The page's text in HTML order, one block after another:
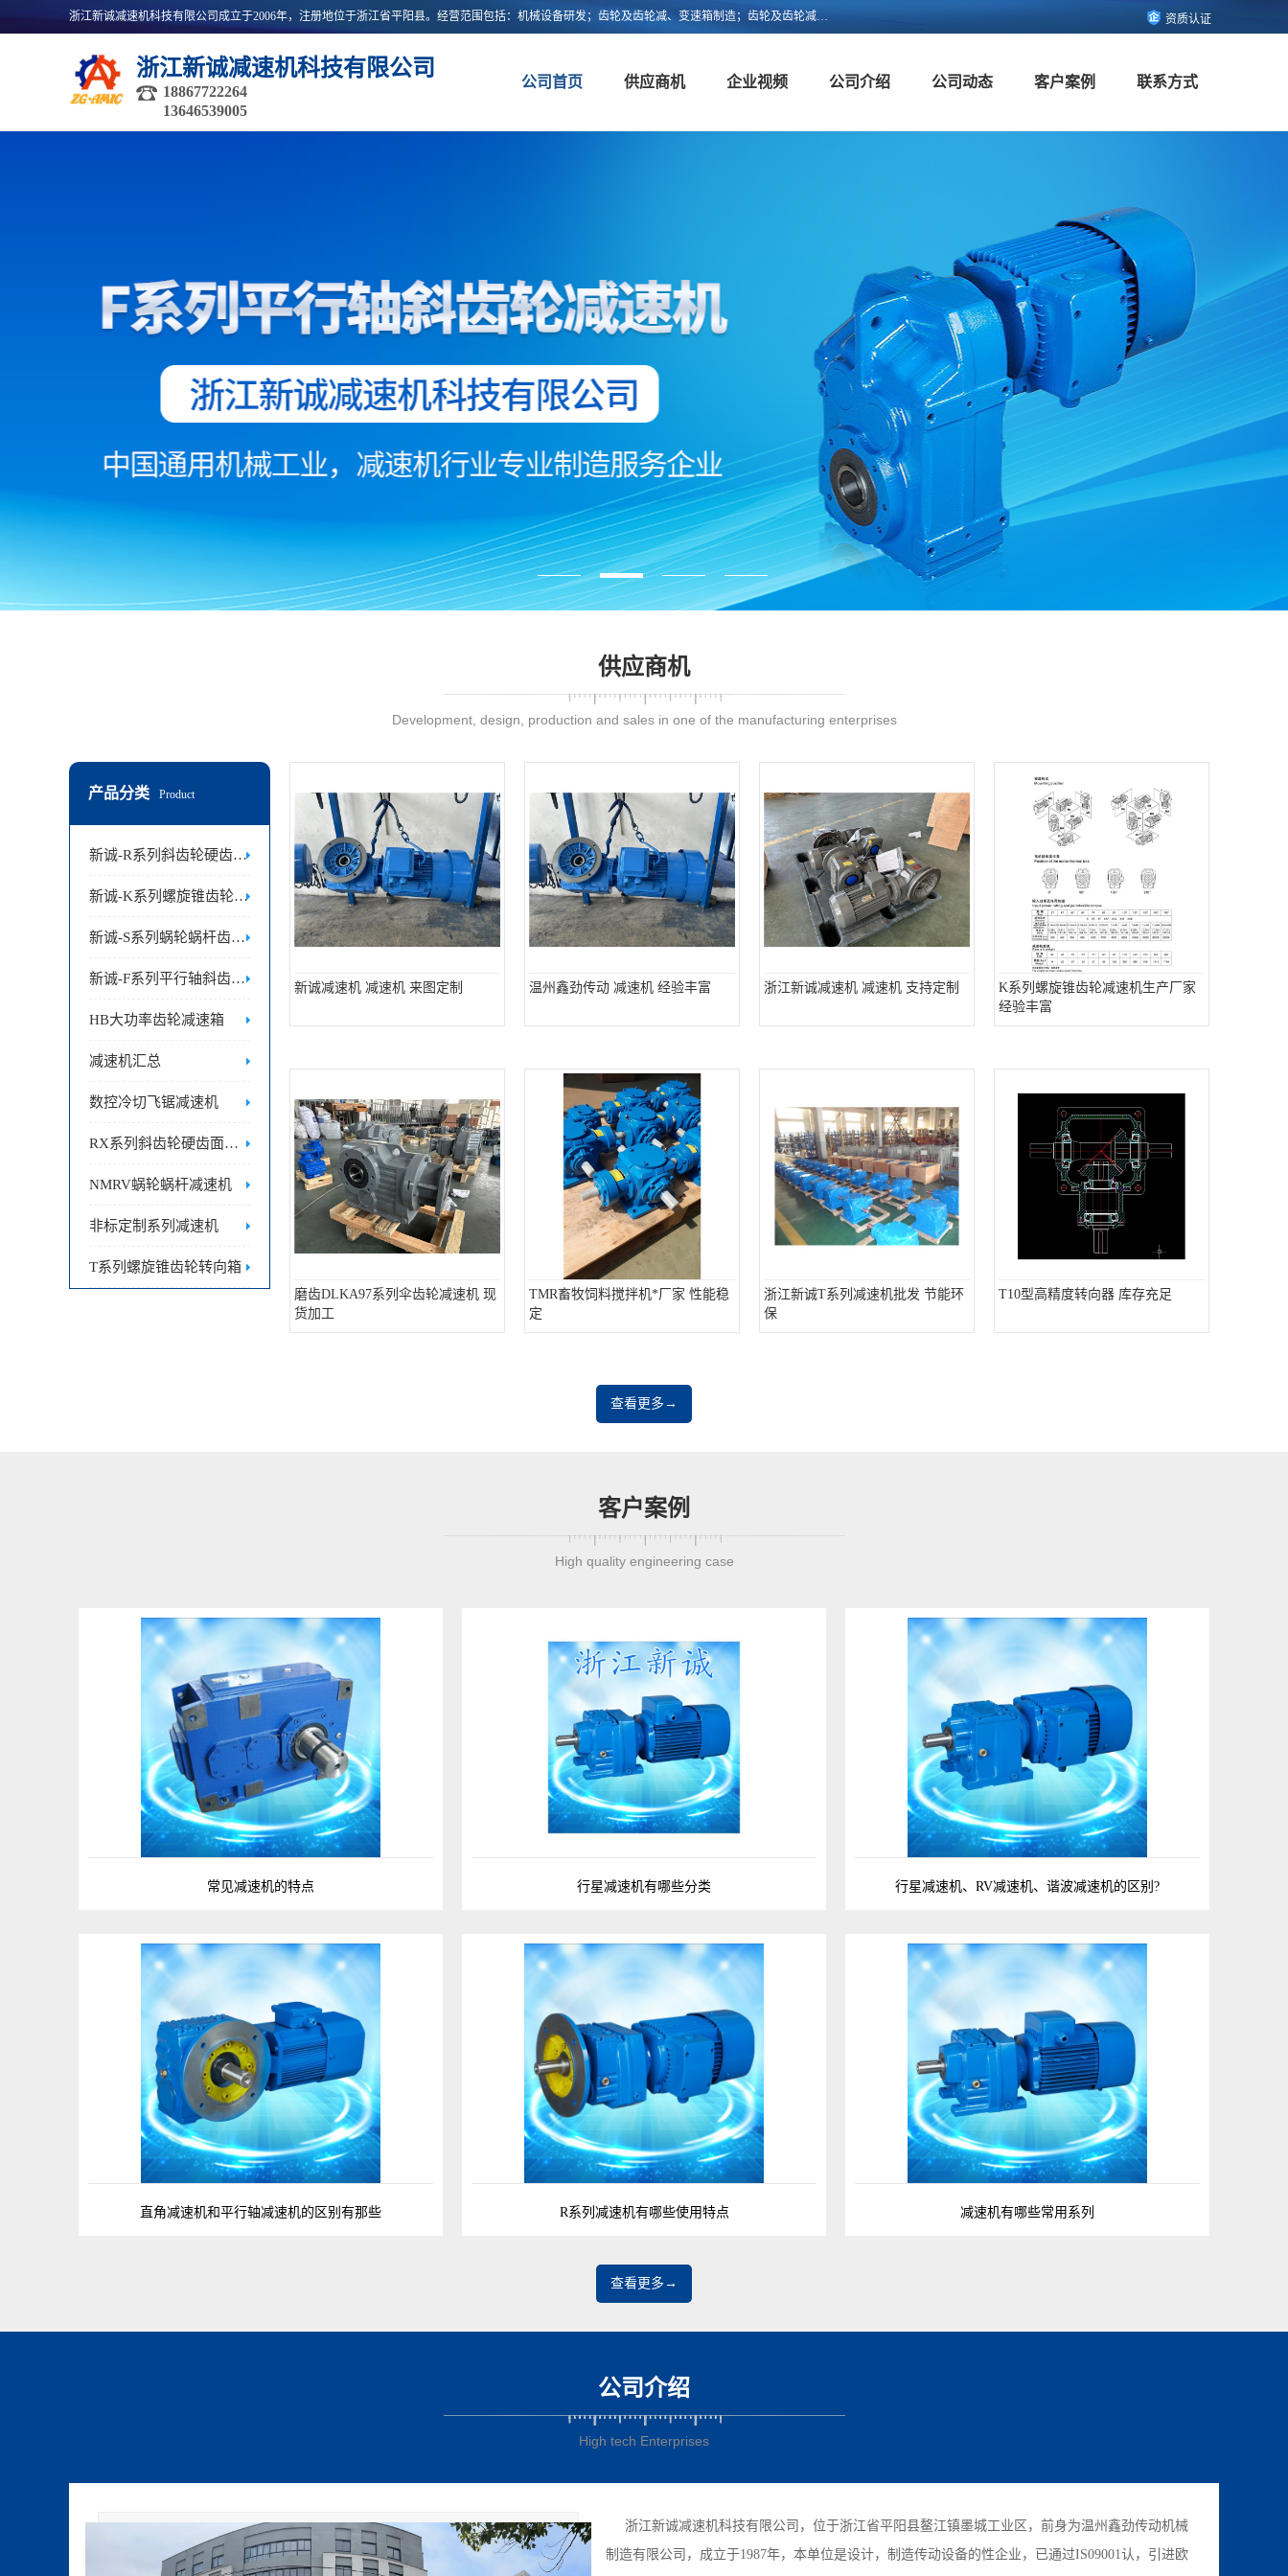
浙江新诚减速机科技有限公司成立于2006年，注册地位于浙江省平阳县。经营范围包括：机械设备研发；齿轮及齿轮减、变速箱制造；齿轮及齿轮减、变速箱销售；轴承、齿轮和传动部件制造；轴承、齿轮和传动部件销售；货物进出口；技术进出口等。 资质认证
浙江新诚减速机科技有限公司
18867722264
13646539005
公司首页 供应商机 企业视频 公司介绍 公司动态 客户案例 联系方式
供应商机
Development, design, production and sales in one of the manufacturing enterprises
产品分类 Product
新诚-R系列斜齿轮硬齿面减速机
新诚-K系列螺旋锥齿轮减速机
新诚-S系列蜗轮蜗杆齿轮减速机
新诚-F系列平行轴斜齿轮减速机
HB大功率齿轮减速箱
减速机汇总
数控冷切飞锯减速机
RX系列斜齿轮硬齿面减速机
NMRV蜗轮蜗杆减速机
非标定制系列减速机
T系列螺旋锥齿轮转向箱
新诚减速机 减速机 来图定制 温州鑫劲传动 减速机 经验丰富 浙江新诚减速机 减速机 支持定制
K系列螺旋锥齿轮减速机生产厂家
经验丰富
磨齿DLKA97系列伞齿轮减速机 现
货加工
TMR畜牧饲料搅拌机*厂家 性能稳
定
浙江新诚T系列减速机批发 节能环
保
T10型高精度转向器 库存充足
查看更多→
客户案例
High quality engineering case
常见减速机的特点 行星减速机有哪些分类 行星减速机、RV减速机、谐波减速机的区别?
直角减速机和平行轴减速机的区别有那些 R系列减速机有哪些使用特点 减速机有哪些常用系列
查看更多→
公司介绍
High tech Enterprises
浙江新诚减速机科技有限公司，位于浙江省平阳县鳌江镇墨城工业区，前身为温州鑫劲传动机械
制造有限公司，成立于1987年，本单位是设计，制造传动设备的性企业，已通过IS09001认，引进欧